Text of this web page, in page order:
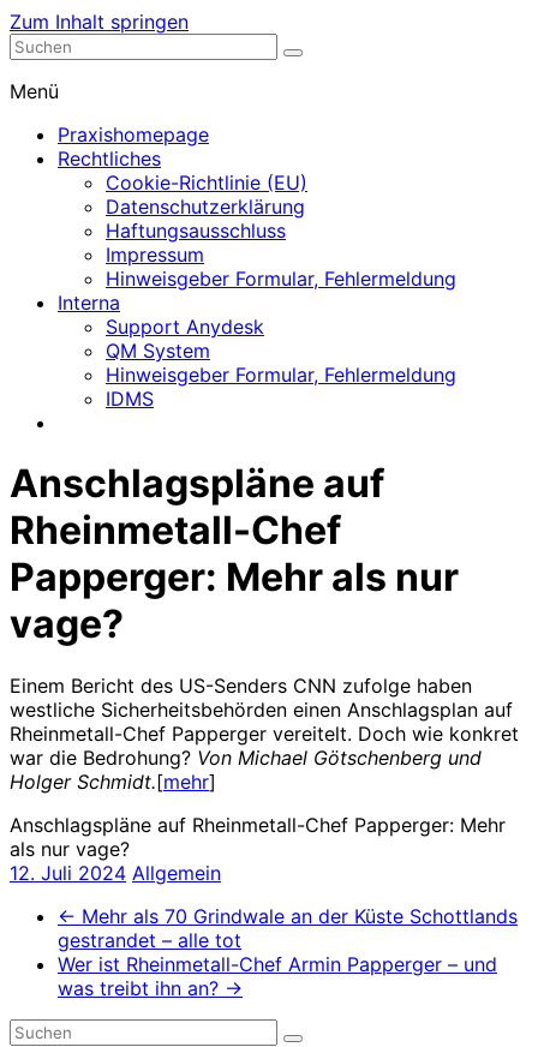
Zum Inhalt springen
Nephrologische Praxis mit Dialyse
Menü
Praxishomepage
Rechtliches
Cookie-Richtlinie (EU)
Datenschutzerklärung
Haftungsausschluss
Impressum
Hinweisgeber Formular, Fehlermeldung
Interna
Support Anydesk
QM System
Hinweisgeber Formular, Fehlermeldung
IDMS
Anschlagspläne auf
Rheinmetall-Chef
Papperger: Mehr als nur
vage?
Einem Bericht des US-Senders CNN zufolge haben
westliche Sicherheitsbehörden einen Anschlagsplan auf
Rheinmetall-Chef Papperger vereitelt. Doch wie konkret
war die Bedrohung? Von Michael Götschenberg und
Holger Schmidt.[mehr]
Anschlagspläne auf Rheinmetall-Chef Papperger: Mehr
als nur vage?
12. Juli 2024 Allgemein
← Mehr als 70 Grindwale an der Küste Schottlands
gestrandet – alle tot
Wer ist Rheinmetall-Chef Armin Papperger – und
was treibt ihn an? →